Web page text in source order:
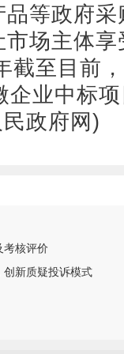
等政府
场主体
截至目前
企业中标
政府网)
考核评价
创新质疑投诉模式